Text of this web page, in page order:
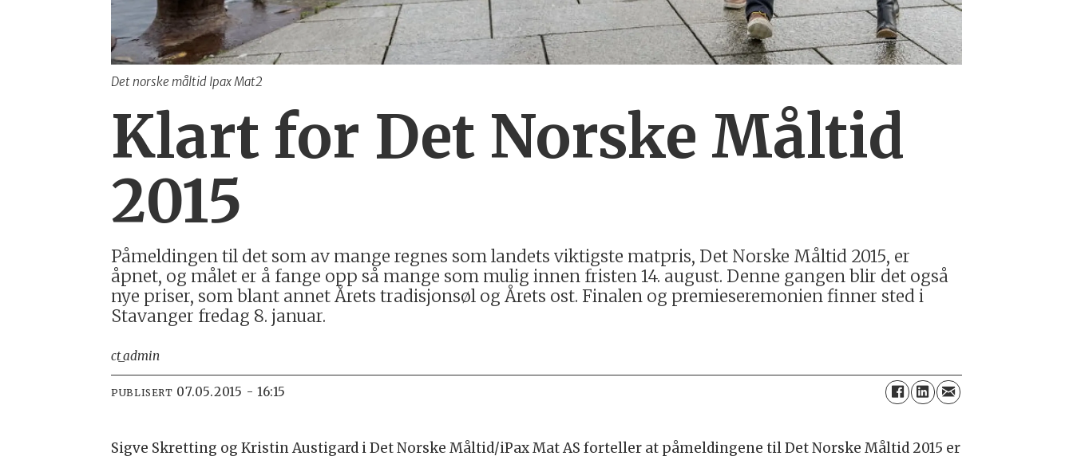
Det norske måltid Ipax Mat2
Klart for Det Norske Måltid
2015
Påmeldingen til det som av mange regnes som landets viktigste matpris, Det Norske Måltid 2015, er
åpnet, og målet er å fange opp så mange som mulig innen fristen 14. august. Denne gangen blir det også
nye priser, som blant annet Årets tradisjonsøl og Årets ost. Finalen og premieseremonien finner sted i
Stavanger fredag 8. januar.
ct_admin
PUBLISERT 07.05.2015 - 16:15
Sigve Skretting og Kristin Austigard i Det Norske Måltid/iPax Mat AS forteller at påmeldingene til Det Norske Måltid 2015 er